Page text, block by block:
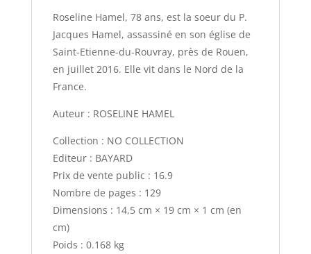
Roseline Hamel, 78 ans, est la soeur du P.
Jacques Hamel, assassiné en son église de
Saint-Etienne-du-Rouvray, près de Rouen,
en juillet 2016. Elle vit dans le Nord de la
France.
Auteur : ROSELINE HAMEL
Collection : NO COLLECTION
Editeur : BAYARD
Prix de vente public : 16.9
Nombre de pages : 129
Dimensions : 14,5 cm × 19 cm × 1 cm (en
cm)
Poids : 0.168 kg